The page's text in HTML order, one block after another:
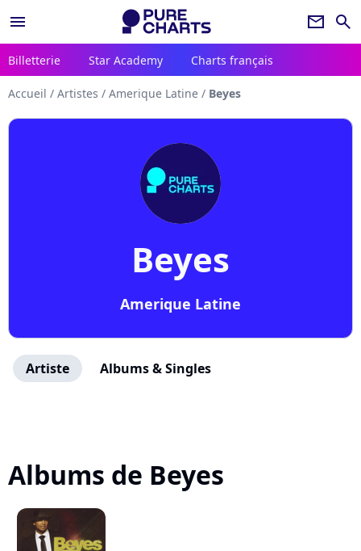
menu newsletter search
Billetterie Star Academy Charts français
Accueil / Artistes / Amerique Latine / Beyes
Beyes
Amerique Latine
Artiste Albums & Singles
Albums de Beyes